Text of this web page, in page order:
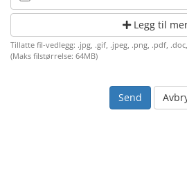
Legg til
Tillatte fil-vedlegg: .jpg, .gif, .jpeg, .png, .pdf,
(Maks filstørrelse: 64MB)